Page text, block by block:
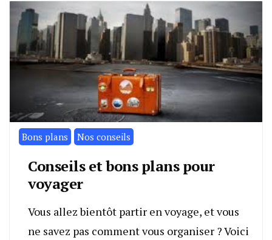
Bons plans Nos conseils
Conseils et bons plans pour
voyager
Vous allez bientôt partir en voyage, et vous
ne savez pas comment vous organiser ? Voici